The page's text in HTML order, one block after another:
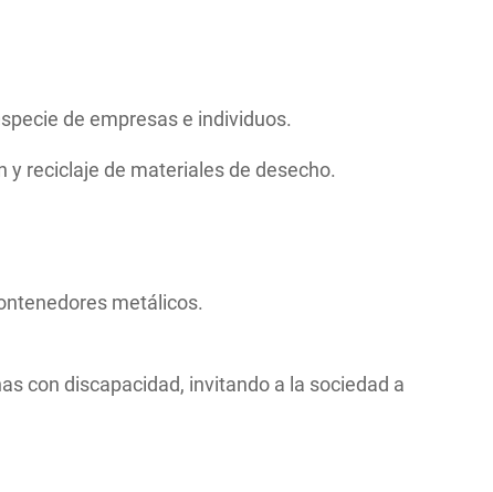
de empresas e individuos.
reciclaje de materiales de desecho.
metálicos.
con discapacidad, invitando a la sociedad a